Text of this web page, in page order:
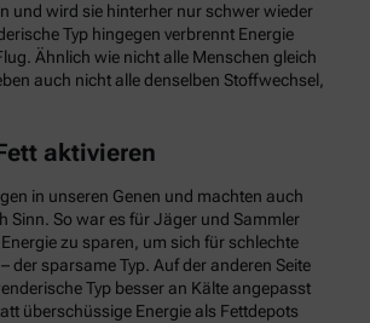
und wird sie hinterher nur schwer wieder
Typ hingegen verbrennt Energie
Ähnlich wie nicht alle Menschen gleich
auch nicht alle denselben Stoffwechsel,
aktivieren
in unseren Genen und machten auch
Sinn. So war es für Jäger und Sammler
zu sparen, um sich für schlechte
der sparsame Typ. Auf der anderen Seite
Typ besser an Kälte angepasst
überschüssige Energie als Fettdepots